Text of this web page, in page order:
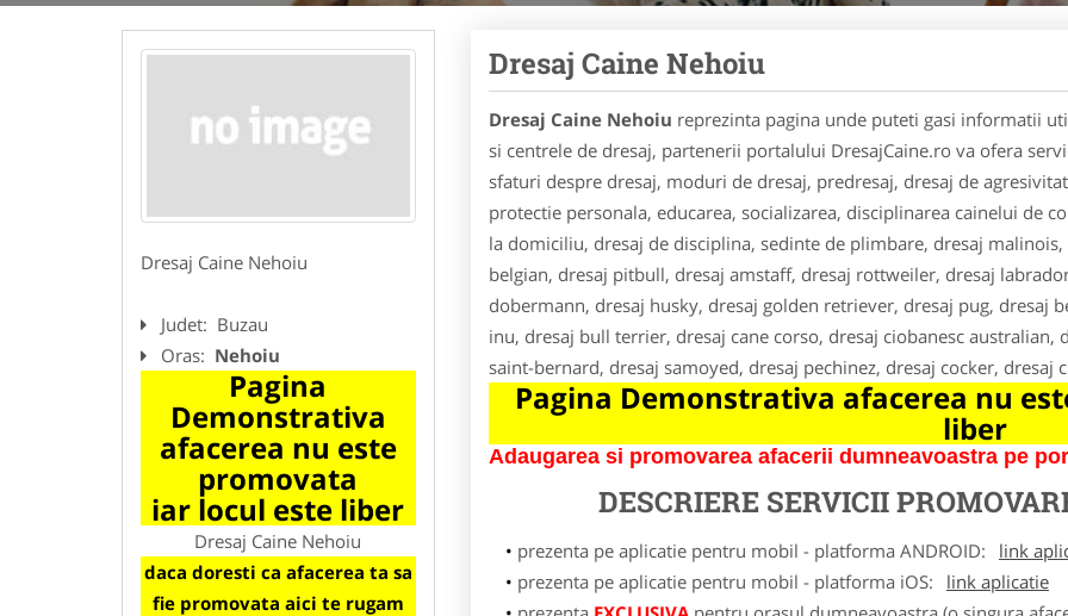
Dresaj Caine Nehoiu
Judet: Buzau
Oras: Nehoiu
Pagina
Demonstrativa
afacerea nu este
promovata
iar locul este liber
Dresaj Caine Nehoiu
daca doresti ca afacerea ta sa
fie promovata aici te rugam
Dresaj Caine Nehoiu
Dresaj Caine Nehoiu reprezinta pagina unde puteti gasi informatii
si centrele de dresaj, partenerii portalului DresajCaine.ro va ofera
sfaturi despre dresaj, moduri de dresaj, predresaj, dresaj de
protectie personala, educarea, socializarea, disciplinarea cainelui de
la domiciliu, dresaj de disciplina, sedinte de plimbare, dresaj
belgian, dresaj pitbull, dresaj amstaff, dresaj rottweiler, dresaj
dobermann, dresaj husky, dresaj golden retriever, dresaj pug, dresaj
inu, dresaj bull terrier, dresaj cane corso, dresaj ciobanesc
saint-bernard, dresaj samoyed, dresaj pechinez, dresaj cocker, dresaj
Pagina Demonstrativa afacerea nu
liber
Adaugarea si promovarea afacerii dumneavoastra pe
DESCRIERE SERVICII
prezenta pe aplicatie pentru mobil - platforma ANDROID:
link
prezenta pe aplicatie pentru mobil - platforma iOS:
link aplicatie